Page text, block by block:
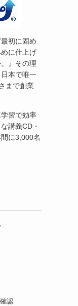
初に固め
に仕上げ
』その理
本で唯一
まで創業
習で効率
講義CD・
に3,000名
認